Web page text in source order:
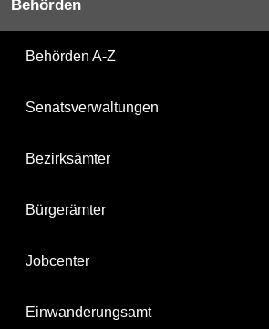
Behörden
Behörden A-Z
Senatsverwaltungen
Bezirksämter
Bürgerämter
Jobcenter
Einwanderungsamt